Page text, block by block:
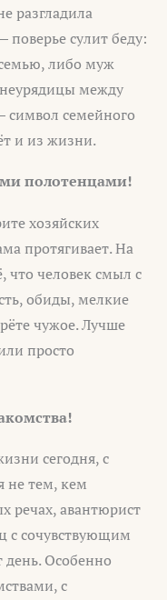
разгладила
сулит беду:
либо муж
между
символ семейного
и из жизни.
полотенцами!
хозяйских
протягивает. На
что человек смыл с
обиды, мелкие
чужое. Лучше
просто
сегодня, с
не тем, кем
речах, авантюрист
с сочувствующим
Особенно
с